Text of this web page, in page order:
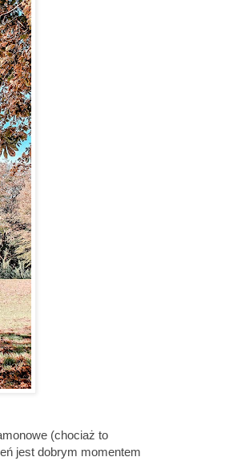
(chociaż to
jest dobrym momentem